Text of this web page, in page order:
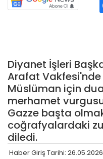
Diyanet İşleri
Arafat
Müslüman için
merhamet
Gazze başta
coğrafyalardaki
diledi.
Haber Giriş Tarihi: 26.05.2026